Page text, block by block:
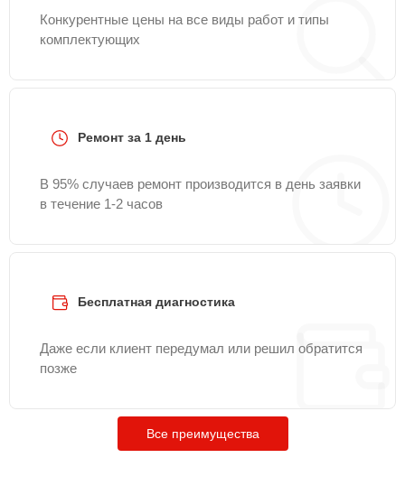
Конкурентные цены на все виды работ и типы
комплектующих
Ремонт за 1 день
В 95% случаев ремонт производится в день заявки
в течение 1-2 часов
Бесплатная диагностика
Даже если клиент передумал или решил обратится
позже
Все преимущества